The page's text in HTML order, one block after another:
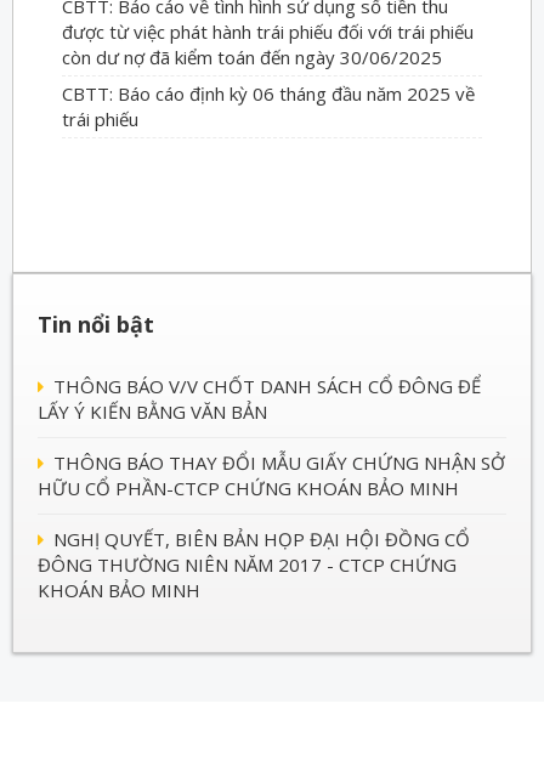
CBTT: Báo cáo về tình hình sử dụng số tiền thu
được từ việc phát hành trái phiếu đối với trái phiếu
còn dư nợ đã kiểm toán đến ngày 30/06/2025
CBTT: Báo cáo định kỳ 06 tháng đầu năm 2025 về
trái phiếu
Tin nổi bật
THÔNG BÁO V/V CHỐT DANH SÁCH CỔ ĐÔNG ĐỂ
LẤY Ý KIẾN BẰNG VĂN BẢN
THÔNG BÁO THAY ĐỔI MẪU GIẤY CHỨNG NHẬN SỞ
HỮU CỔ PHẦN-CTCP CHỨNG KHOÁN BẢO MINH
NGHỊ QUYẾT, BIÊN BẢN HỌP ĐẠI HỘI ĐỒNG CỔ
ĐÔNG THƯỜNG NIÊN NĂM 2017 - CTCP CHỨNG
KHOÁN BẢO MINH